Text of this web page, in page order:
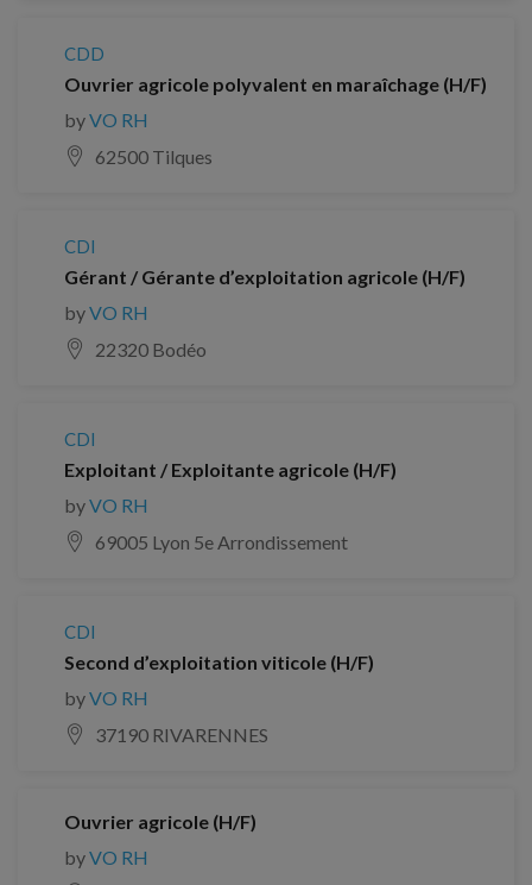
CDD
Ouvrier agricole polyvalent en maraîchage (H/F)
byVO RH
62500 Tilques
CDI
Gérant / Gérante d’exploitation agricole (H/F)
byVO RH
22320 Bodéo
CDI
Exploitant / Exploitante agricole (H/F)
byVO RH
69005 Lyon 5e Arrondissement
CDI
Second d’exploitation viticole (H/F)
byVO RH
37190 RIVARENNES
Ouvrier agricole (H/F)
byVO RH